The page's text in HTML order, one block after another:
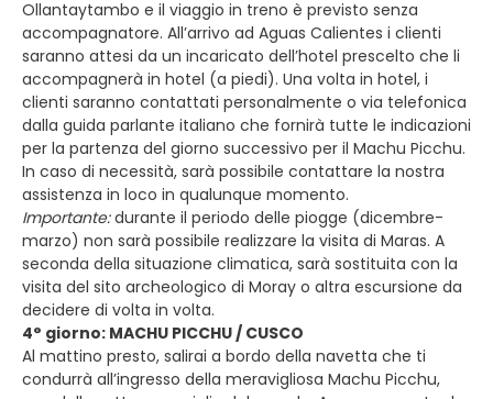
Ollantaytambo e il viaggio in treno è previsto senza
accompagnatore. All’arrivo ad Aguas Calientes i clienti
saranno attesi da un incaricato dell’hotel prescelto che li
accompagnerà in hotel (a piedi). Una volta in hotel, i
clienti saranno contattati personalmente o via telefonica
dalla guida parlante italiano che fornirà tutte le indicazioni
per la partenza del giorno successivo per il Machu Picchu.
In caso di necessità, sarà possibile contattare la nostra
assistenza in loco in qualunque momento.
Importante:durante il periodo delle piogge (dicembre-
marzo) non sarà possibile realizzare la visita di Maras. A
seconda della situazione climatica, sarà sostituita con la
visita del sito archeologico di Moray o altra escursione da
decidere di volta in volta.
4° giorno: MACHU PICCHU / CUSCO
Al mattino presto, salirai a bordo della navetta che ti
condurrà all’ingresso della meravigliosa Machu Picchu,